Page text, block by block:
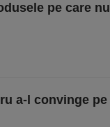
pe care nu
a-l convinge pe